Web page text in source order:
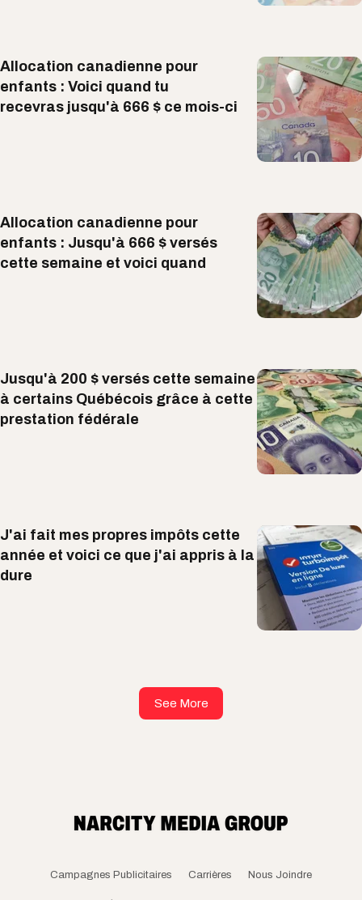
Allocation canadienne pour
enfants : ​Voici quand tu
recevras jusqu'à 666 $ ce mois-ci
Allocation canadienne pour
enfants : Jusqu'à 666 $ versés
cette semaine et voici quand
Jusqu'à 200 $ versés cette semaine
à certains Québécois grâce à cette
prestation fédérale
J'ai fait mes propres impôts cette
année et voici ce que j'ai appris à la
dure
See More
Campagnes Publicitaires Carrières Nous Joindre